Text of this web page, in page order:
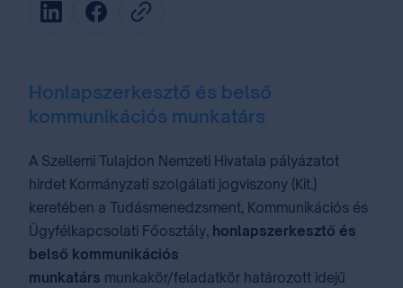
Honlapszerkesztő és belső
kommunikációs munkatárs
A Szellemi Tulajdon Nemzeti Hivatala pályázatot
hirdet Kormányzati szolgálati jogviszony (Kit.)
keretében a Tudásmenedzsment, Kommunikációs és
Ügyfélkapcsolati Főosztály, honlapszerkesztő és
belső kommunikációs
munkatárs munkakör/feladatkör határozott idejű